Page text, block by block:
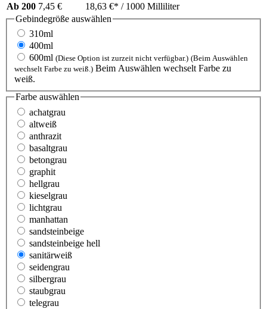
Ab 200 7,45 € 18,63 €* / 1000 Milliliter
Gebindegröße auswählen
310ml
400ml
600ml (Diese Option ist zurzeit nicht verfügbar.) (Beim Auswählen
wechselt Farbe zu weiß.) Beim Auswählen wechselt Farbe zu
weiß.
Farbe auswählen
achatgrau
altweiß
anthrazit
basaltgrau
betongrau
graphit
hellgrau
kieselgrau
lichtgrau
manhattan
sandsteinbeige
sandsteinbeige hell
sanitärweiß
seidengrau
silbergrau
staubgrau
telegrau